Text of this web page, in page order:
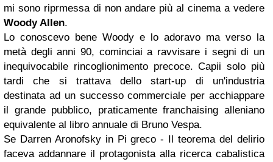
mi sono riprmessa di non andare più al cinema a vedere
Woody Allen.
Lo conoscevo bene Woody e lo adoravo ma verso la
metà degli anni 90, cominciai a ravvisare i segni di un
inequivocabile rincoglionimento precoce. Capii solo più
tardi che si trattava dello start-up di un'industria
destinata ad un successo commerciale per acchiappare
il grande pubblico, praticamente franchaising alleniano
equivalente al libro annuale di Bruno Vespa.
Se Darren Aronofsky in Pi greco - Il teorema del delirio
faceva addannare il protagonista alla ricerca cabalistica